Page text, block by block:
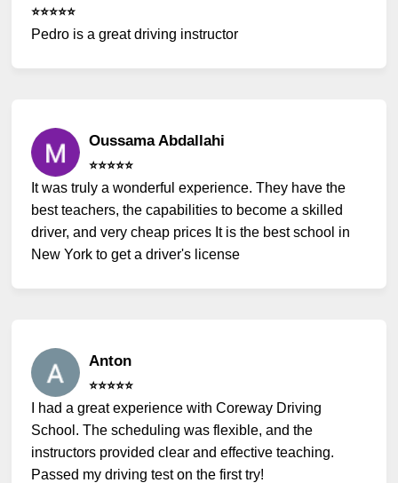
⭐️⭐️⭐️⭐️⭐️
Pedro is a great driving instructor
Oussama Abdallahi
⭐️⭐️⭐️⭐️⭐️
It was truly a wonderful experience. They have the
best teachers, the capabilities to become a skilled
driver, and very cheap prices It is the best school in
New York to get a driver's license
Anton
⭐️⭐️⭐️⭐️⭐️
I had a great experience with Coreway Driving
School. The scheduling was flexible, and the
instructors provided clear and effective teaching.
Passed my driving test on the first try!